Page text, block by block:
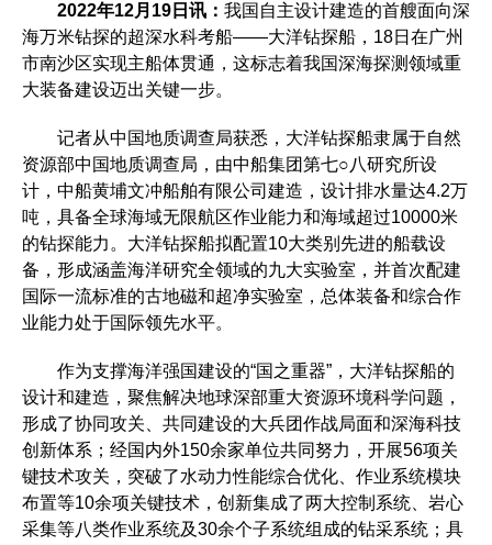
2022年12月19日讯： 我国自主设计建造的首艘面向深
海万米钻探的超深水科考船——大洋钻探船，18日在广州
市南沙区实现主船体贯通，这标志着我国深海探测领域重
大装备建设迈出关键一步。
记者从中国地质调查局获悉，大洋钻探船隶属于自然
资源部中国地质调查局，由中船集团第七○八研究所设
计，中船黄埔文冲船舶有限公司建造，设计排水量达4.2万
吨，具备全球海域无限航区作业能力和海域超过10000米
的钻探能力。大洋钻探船拟配置10大类别先进的船载设
备，形成涵盖海洋研究全领域的九大实验室，并首次配建
国际一流标准的古地磁和超净实验室，总体装备和综合作
业能力处于国际领先水平。
作为支撑海洋强国建设的“国之重器”，大洋钻探船的
设计和建造，聚焦解决地球深部重大资源环境科学问题，
形成了协同攻关、共同建设的大兵团作战局面和深海科技
创新体系；经国内外150余家单位共同努力，开展56项关
键技术攻关，突破了水动力性能综合优化、作业系统模块
布置等10余项关键技术，创新集成了两大控制系统、岩心
采集等八类作业系统及30余个子系统组成的钻采系统；具